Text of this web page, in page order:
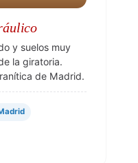
y suelos muy
la giratoria.
de Madrid.